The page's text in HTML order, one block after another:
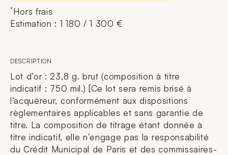
*Hors frais
Estimation : 1 180 / 1 300 €
DESCRIPTION
Lot d’or : 23,8 g. brut (composition à titre
indicatif : 750 mil.) [Ce lot sera remis brisé à
l’acquéreur, conformément aux dispositions
règlementaires applicables et sans garantie de
titre. La composition de titrage étant donnée à
titre indicatif, elle n’engage pas la responsabilité
du Crédit Municipal de Paris et des commissaires-